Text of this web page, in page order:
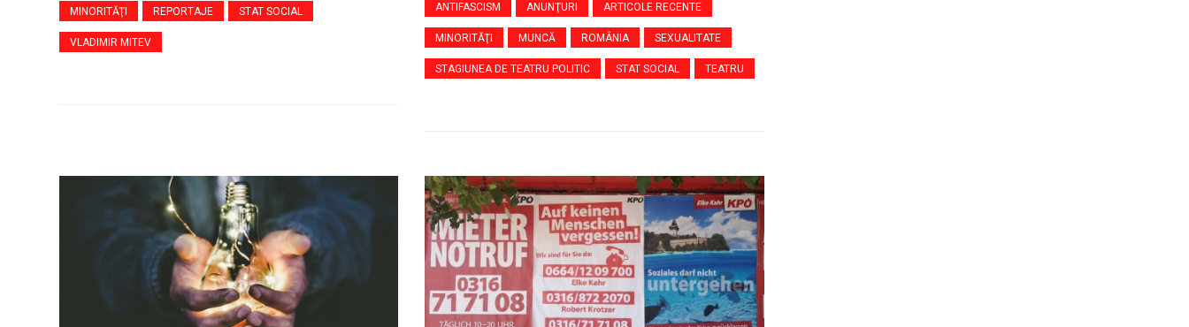
MINORITĂŢI REPORTAJE STAT SOCIAL
VLADIMIR MITEV
ANTIFASCISM ANUNŢURI ARTICOLE RECENTE
MINORITĂŢI MUNCĂ ROMÂNIA SEXUALITATE
STAGIUNEA DE TEATRU POLITIC STAT SOCIAL TEATRU